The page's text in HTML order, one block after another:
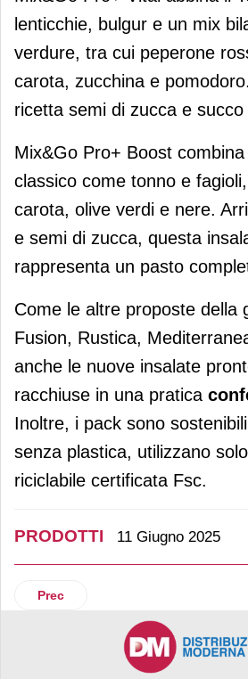
lenticchie, bulgur e un mix
verdure, tra cui peperone
carota, zucchina e
ricetta semi di zucca e succo
Mix&Go Pro+ Boost
classico come tonno e
carota, olive verdi e nere.
e semi di zucca, questa
rappresenta un pasto
Come le altre proposte della
Fusion, Rustica,
anche le nuove insalate
racchiuse in una pratica
Inoltre, i pack sono
senza plastica, utilizzano
riciclabile certificata Fsc.
PRODOTTI 11 Giugno 2025
Articolo precedente: Purina
Prec